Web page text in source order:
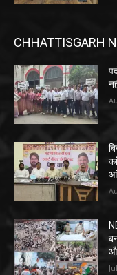
CHHATTISGARH